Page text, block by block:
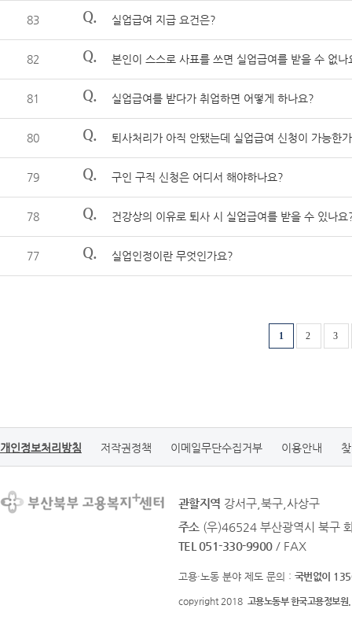
83 Q. 실업급여 지급 요건은?
82 Q. 본인이 스스로 사표를 쓰면 실업급여를 받을 수 없나
81 Q. 실업급여를 받다가 취업하면 어떻게 하나요?
80 Q. 퇴사처리가 아직 안됐는데 실업급여 신청이 가능한
79 Q. 구인 구직 신청은 어디서 해야하나요?
78 Q. 건강상의 이유로 퇴사 시 실업급여를 받을 수 있나요
77 Q. 실업인정이란 무엇인가요?
1 2 3
개인정보처리방침 저작권정책 이메일무단수집거부 이용안내
관할지역 강서구,북구,사상구
주소 (우)46524 부산광역시 북구
TEL 051-330-9900 / FAX
고용·노동 분야 제도 문의 : 국번없이
copyright 2018 고용노동부 한국고용정보원.